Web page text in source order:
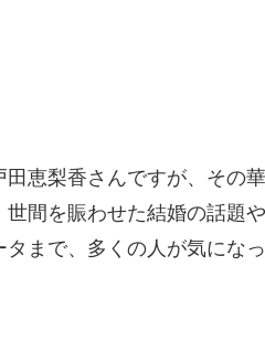
恵梨香さんですが、その
間を賑わせた結婚の話題
まで、多くの人が気にな